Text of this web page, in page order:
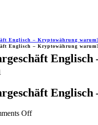
Englisch – Kryptowährung
Englisch – Kryptowährung
Offon